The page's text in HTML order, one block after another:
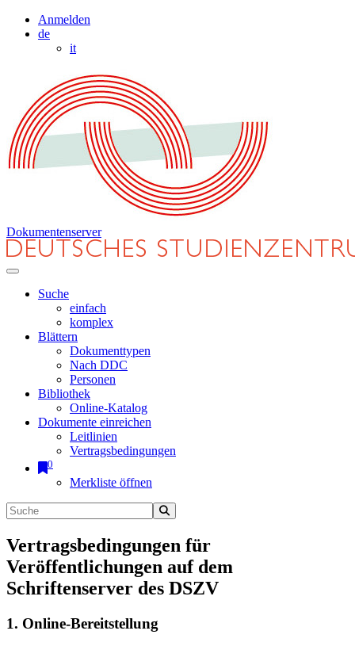
Anmelden
de
it
Dokumentenserver
Suche
einfach
komplex
Blättern
Dokumenttypen
Nach DDC
Personen
Bibliothek
Online-Katalog
Dokumente einreichen
Leitlinien
Vertragsbedingungen
0
Merkliste öffnen
Vertragsbedingungen für
Veröffentlichungen auf dem
Schriftenserver des DSZV
1. Online-Bereitstellung